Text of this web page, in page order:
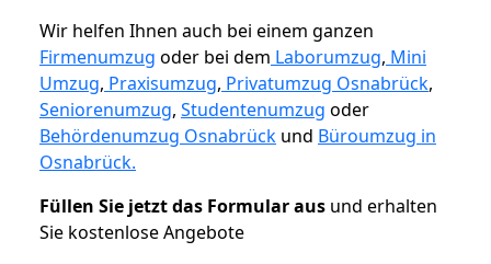
Wir helfen Ihnen auch bei einem ganzen
Firmenumzug oder bei dem Laborumzug, Mini
Umzug, Praxisumzug, Privatumzug Osnabrück,
Seniorenumzug, Studentenumzug oder
Behördenumzug Osnabrück und Büroumzug in
Osnabrück.
Füllen Sie jetzt das Formular aus und erhalten
Sie kostenlose Angebote